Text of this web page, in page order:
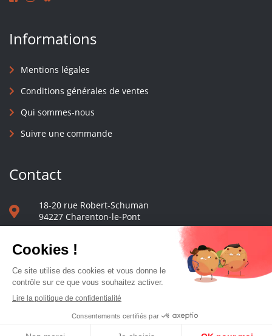
Informations
Mentions légales
Conditions générales de ventes
Qui sommes-nous
Suivre une commande
Contact
18-20 rue Robert-Schuman
94227 Charenton-le-Pont